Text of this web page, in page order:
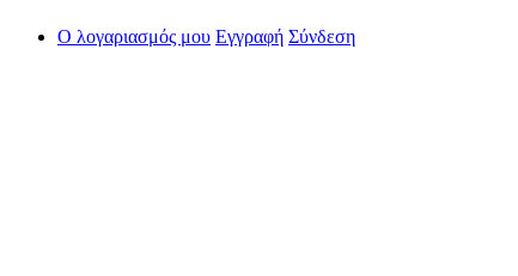
Ο λογαριασμός μου Εγγραφή Σύνδεση